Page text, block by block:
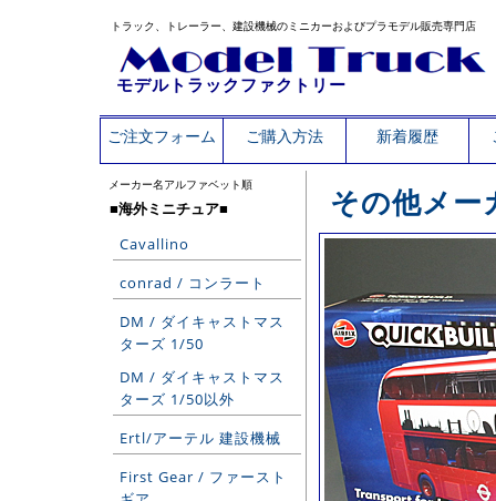
トラック、トレーラー、建設機械のミニカーおよびプラモデル販売専門店
モデルトラックファクトリー
ご注文フォーム ご購入方法 新着履歴
メーカー名アルファベット順
■海外ミニチュア■
Cavallino
conrad / コンラート
DM / ダイキャストマス
ターズ 1/50
DM / ダイキャストマス
ターズ 1/50以外
Ertl/アーテル 建設機械
First Gear / ファースト
その他メー